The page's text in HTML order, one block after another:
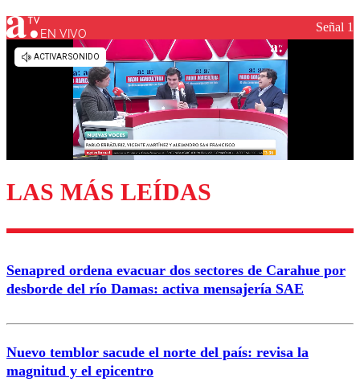
Los comentarios son moderados para garantizar un
diálogo respetuoso.
Enviar comentario
EN VIVO Señal 1
LAS MÁS LEÍDAS
Senapred ordena evacuar dos sectores de Carahue por
desborde del río Damas: activa mensajería SAE
Nuevo temblor sacude el norte del país: revisa la
magnitud y el epicentro